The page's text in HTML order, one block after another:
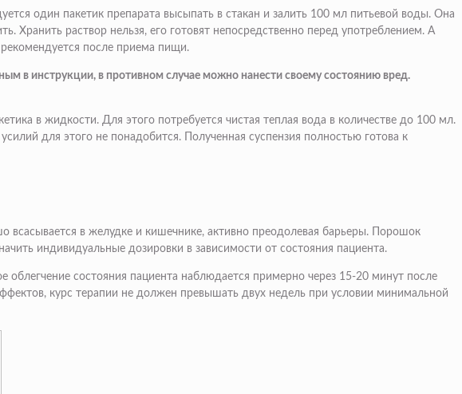
один пакетик препарата высыпать в стакан и залить 100 мл питьевой воды. Она
Хранить раствор нельзя, его готовят непосредственно перед употреблением. А
после приема пищи.
в инструкции, в противном случае можно нанести своему состоянию вред.
в жидкости. Для этого потребуется чистая теплая вода в количестве до 100 мл.
для этого не понадобится. Полученная суспензия полностью готова к
в желудке и кишечнике, активно преодолевая барьеры. Порошок
индивидуальные дозировки в зависимости от состояния пациента.
облегчение состояния пациента наблюдается примерно через 15-20 минут после
курс терапии не должен превышать двух недель при условии минимальной